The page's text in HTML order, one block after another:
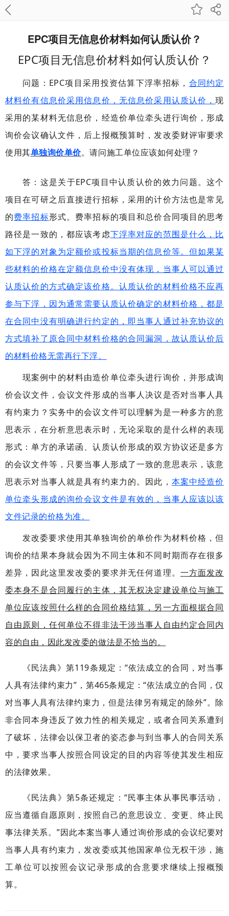
EPC项目无信息价材料如何认质认价？
EPC项目无信息价材料如何认质认价？
问题：EPC项目采用投资估算下浮率招标， 合同约定
材料价有信息价采用信息价，无信息价采用认质认价，现
采用的某材料无信息价，经造价单位牵头进行询价，形成
询价会议确认文件，后上报概预算时，发改委财评审要求
使用其单独询价单价。请问施工单位应该如何处理？
答：这是关于EPC项目中认质认价的效力问题。这个
项目在可研之后直接进行招标，采用的计价方法也是常见
的费率招标形式。费率招标的项目和总价合同项目的思考
路径是一致的，都应该考虑下浮率对应的范围是什么，比
如下浮的对象为定额价或投标当期的信息价等。但如果某
些材料的价格在定额信息价中没有体现，当事人可以通过
认质认价的方式确定该价格。认质认价的材料价格不应再
参与下浮，因为通常需要认质认价确定的材料价格，都是
在合同中没有明确进行约定的，即当事人通过补充协议的
方式填补了原合同中材料价格的合同漏洞，故认质认价后
的材料价格无需再行下浮。
现案例中的材料由造价单位牵头进行询价，并形成询
价会议文件，会议文件形成的当事人决议是否对当事人具
有约束力？实务中的会议文件可以理解为是一种多方的意
思表示，在分析意思表示时，无论采取的是什么样的表现
形式：单方的承诺函、认质认价形成的双方协议还是多方
的会议文件等，只要当事人形成了一致的意思表示，该意
思表示对当事人就是具有约束力的。因此， 本案中经造价
单位牵头形成的询价会议文件是有效的，当事人应该以该
文件记录的价格为准。
发改委要求使用其单独询价的单价作为材料价格，但
询价的结果本身就会因为不同主体和不同时期而存在很多
差异，因此这里发改委的要求并无任何道理。 一方面发改
委本身不是合同履行的主体，其无权决定建设单位与施工
单位应该按照什么样的合同价格结算，另一方面根据合同
自由原则，任何单位不得非法干涉当事人自由约定合同内
容的自由，因此发改委的做法是不恰当的。
《民法典》第119条规定：“依法成立的合同，对当事
人具有法律约束力”，第465条规定：“依法成立的合同，仅
对当事人具有法律约束力，但是法律另有规定的除外”。除
非合同本身违反了效力性的相关规定，或者合同关系遭到
了破坏，法律会以保卫者的姿态参与到当事人的合同关系
中，要求当事人按照合同设定的目的内容等使其发生相应
的法律效果。
《民法典》第5条还规定：“民事主体从事民事活动，
应当遵循自愿原则，按照自己的意思设立、变更、终止民
事法律关系。”因此本案当事人通过询价形成的会议纪要对
当事人具有约束力，发改委或其他国家单位无权干涉，施
工单位可以按照会议记录形成的合意要求继续上报概预
算。